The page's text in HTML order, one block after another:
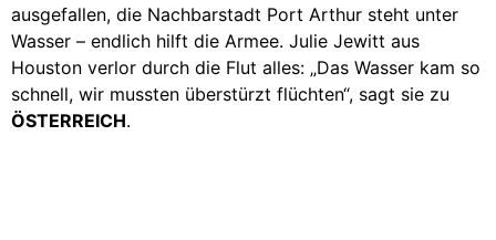
ausgefallen, die Nachbarstadt Port Arthur steht unter
Wasser – endlich hilft die Armee. Julie Jewitt aus
Houston verlor durch die Flut alles: „Das Wasser kam so
schnell, wir mussten überstürzt flüchten“, sagt sie zu
ÖSTERREICH.